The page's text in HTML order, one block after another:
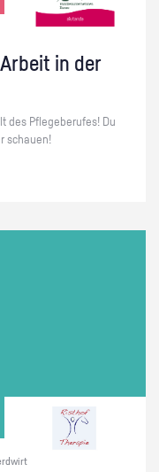
in der
des Pfle­ge­be­ru­fes! Du
schau­en!